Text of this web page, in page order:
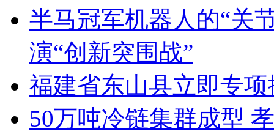
半马冠军机器人的“关
演“创新突围战”
福建省东山县立即专项
50万吨冷链集群成型